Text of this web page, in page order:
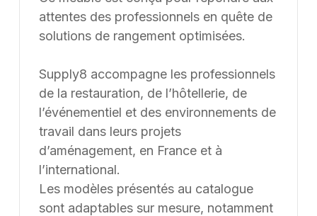
attentes des professionnels en quête de
solutions de rangement optimisées.
Supply8 accompagne les professionnels
de la restauration, de l’hôtellerie, de
l’événementiel et des environnements de
travail dans leurs projets
d’aménagement, en France et à
l’international.
Les modèles présentés au catalogue
sont adaptables sur mesure, notamment